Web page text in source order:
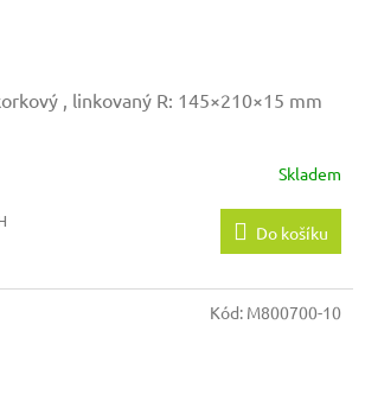
, linkovaný R: 145×210×15 mm
Skladem
Do košíku
Kód: M800700-10